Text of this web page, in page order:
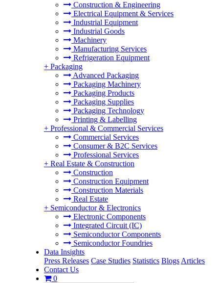
Construction & Engineering
Electrical Equipment & Services
Industrial Equipment
Industrial Goods
Machinery
Manufacturing Services
Refrigeration Equipment
+ Packaging
Advanced Packaging
Packaging Machinery
Packaging Products
Packaging Supplies
Packaging Technology
Printing & Labelling
+ Professional & Commercial Services
Commercial Services
Consumer & B2C Services
Professional Services
+ Real Estate & Construction
Construction
Construction Equipment
Construction Materials
Real Estate
+ Semiconductor & Electronics
Electronic Components
Integrated Circuit (IC)
Semiconductor Components
Semiconductor Foundries
Data Insights
Press Releases Case Studies Statistics Blogs Articles
Contact Us
0